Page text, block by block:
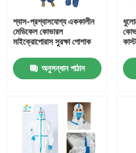
আমাদের সম্পর্কে
শ্বাস-প্রশ্বাসযোগ্য এককালীন
মেডিকেল কোভারল
মাইক্রোপোরাস সুরক্ষা পোশাক
অনুসন্ধান পাঠান